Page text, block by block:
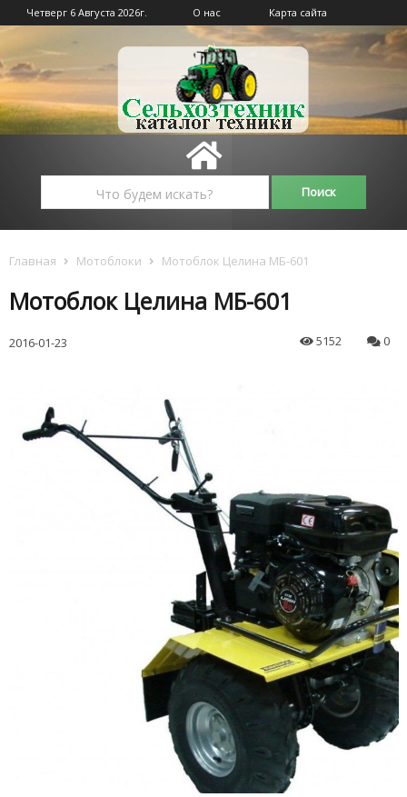
Четверг 6 Августа 2026г. О нас Карта сайта
Главная Мотоблоки Мотоблок Целина МБ-601
Мотоблок Целина МБ-601
2016-01-23 5152 0